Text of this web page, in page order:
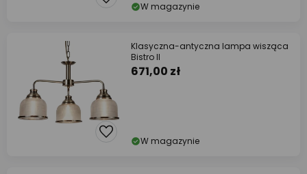
W magazynie
Klasyczna-antyczna lampa wisząca
Bistro II
671,00 zł
W magazynie